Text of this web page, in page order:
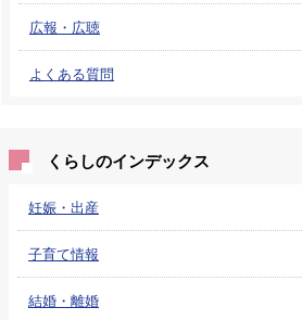
広報・広聴
よくある質問
くらしのインデックス
妊娠・出産
子育て情報
結婚・離婚